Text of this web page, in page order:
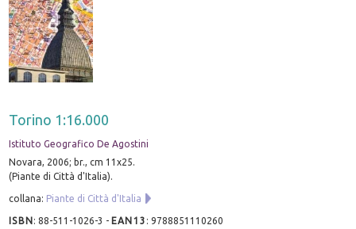
Torino 1:16.000
Istituto Geografico De Agostini
Novara, 2006; br., cm 11x25.
(Piante di Città d'Italia).
collana: Piante di Città d'Italia
ISBN:88-511-1026-3 - EAN13 :9788851110260